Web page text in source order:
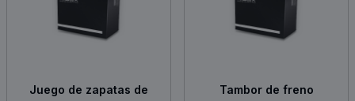
Juego de zapatas de
Tambor de freno